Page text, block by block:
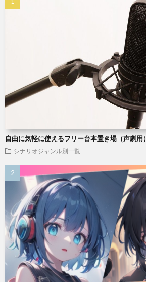
自由に気軽に使えるフリー台本置き場（声劇用）
シナリオジャンル別一覧